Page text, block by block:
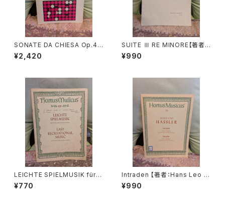
SONATE DA CHIESA Op.4 -
Op.8【著者：G.LEGRENZI】出
版社：HEUGEL& Cie 1968年
¥2,420
SUITE Ⅲ RE MINORE【著者：
DIEUPART】出版社：EDITION
MOECK 1966年
¥990
LEICHTE SPIELMUSIK für V
iola da gamba Basso conti
nuo【著者：Schenk, Marais】
¥770
Intraden 【著者：Hans Leo H
assler】出版社：BÄRENREITE
R KASSEL 1951年
¥990